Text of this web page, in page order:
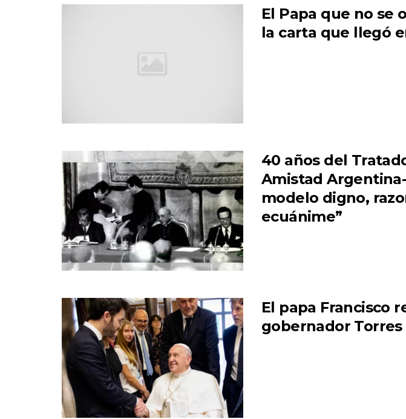
El Papa que no se
la carta que llegó
40 años del
Amistad
modelo digno,
ecuánime”
El papa Francisco
gobernador Torres